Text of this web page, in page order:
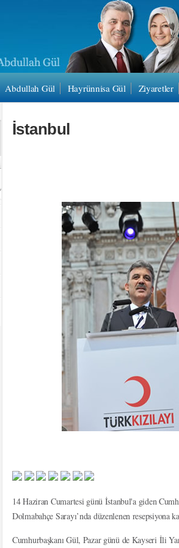
Abdullah Gül Hayrünnisa Gül Ziyaretler
İstanbul
14 Haziran Cumartesi günü İstanbul'a giden
Dolmabahçe Sarayı’nda düzenlenen resepsiyona
Cumhurbaşkanı Gül, Pazar günü de Kayseri İli